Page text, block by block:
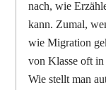
nach, wie
kann. Zumal,
wie Migration
von Klasse oft
Wie stellt man